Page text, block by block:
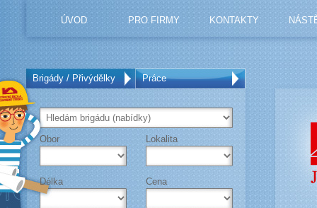
ÚVOD PRO FIRMY KONTAKTY
Brigády / Přivýdělky Práce
Obor Lokalita
Délka Cena